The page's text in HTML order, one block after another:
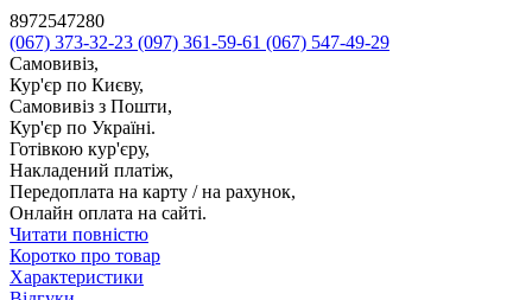
8972547280
(067) 373-32-23 (097) 361-59-61 (067) 547-49-29
Самовивіз,
Кур'єр по Києву,
Самовивіз з Пошти,
Кур'єр по Україні.
Готівкою кур'єру,
Накладений платіж,
Передоплата на карту / на рахунок,
Онлайн оплата на сайті.
Читати повністю
Коротко про товар
Характеристики